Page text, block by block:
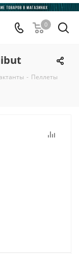
0
- Пеллеты